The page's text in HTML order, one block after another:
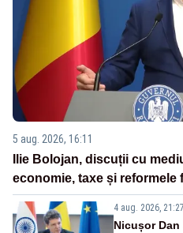
5 aug. 2026, 16:11
Ilie Bolojan, discuții cu
economie, taxe și reformele
4 aug. 2026, 21:27
Nicușor